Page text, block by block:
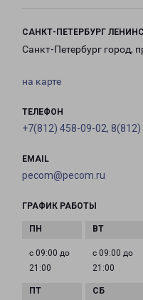
САНКТ-ПЕТЕРБУРГ
Санкт-Петербург город,
на карте
ТЕЛЕФОН
+7(812) 458-09-02,
EMAIL
pecom@pecom.ru
ГРАФИК РАБОТЫ
с 09:00 до
21:00
с 09:00 до
21:00